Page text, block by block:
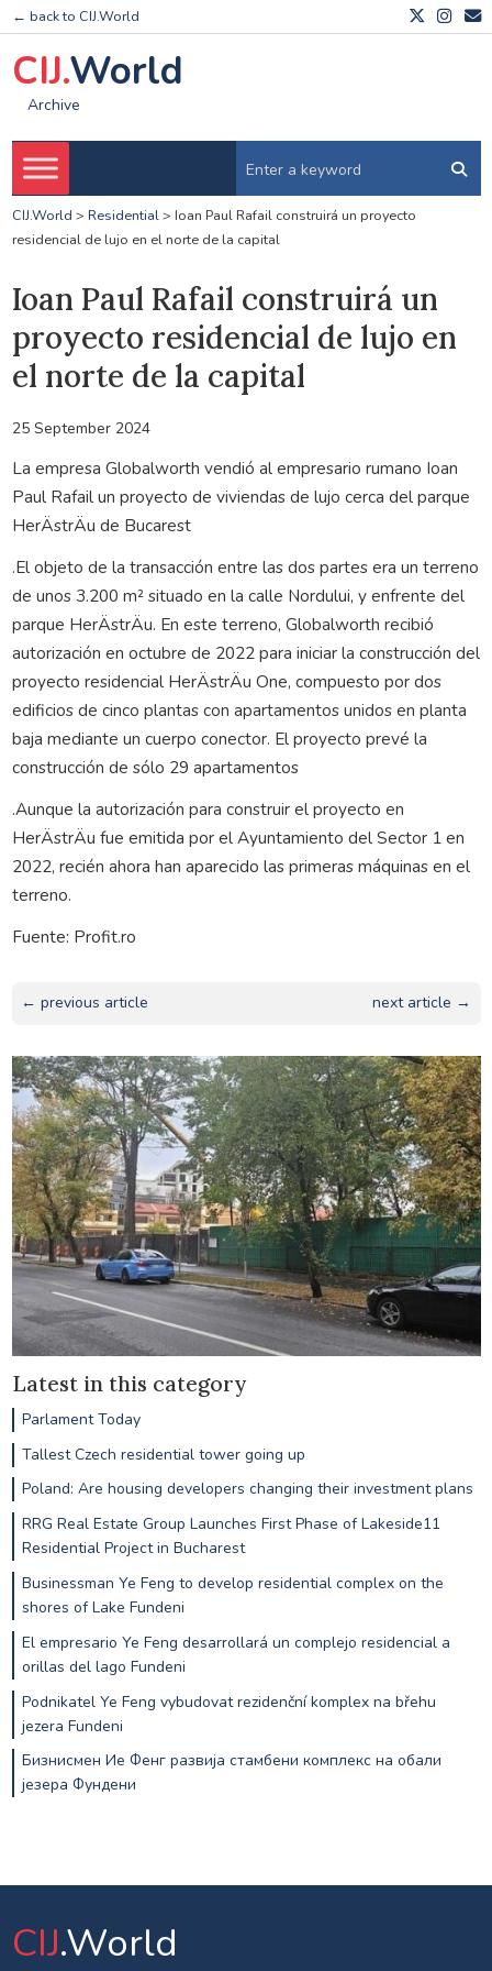
← back to CIJ.World
CIJ.World
Archive
CIJ.World > Residential> Ioan Paul Rafail construirá un proyecto
residencial de lujo en el norte de la capital
Ioan Paul Rafail construirá un
proyecto residencial de lujo en
el norte de la capital
25 September 2024
La empresa Globalworth vendió al empresario rumano Ioan
Paul Rafail un proyecto de viviendas de lujo cerca del parque
HerÄstrÄu de Bucarest
.El objeto de la transacción entre las dos partes era un terreno
de unos 3.200 m² situado en la calle Nordului, y enfrente del
parque HerÄstrÄu. En este terreno, Globalworth recibió
autorización en octubre de 2022 para iniciar la construcción del
proyecto residencial HerÄstrÄu One, compuesto por dos
edificios de cinco plantas con apartamentos unidos en planta
baja mediante un cuerpo conector. El proyecto prevé la
construcción de sólo 29 apartamentos
.Aunque la autorización para construir el proyecto en
HerÄstrÄu fue emitida por el Ayuntamiento del Sector 1 en
2022, recién ahora han aparecido las primeras máquinas en el
terreno.
Fuente: Profit.ro
← previous article next article →
Latest in this category
Parlament Today
Tallest Czech residential tower going up
Poland: Are housing developers changing their investment plans
RRG Real Estate Group Launches First Phase of Lakeside11
Residential Project in Bucharest
Businessman Ye Feng to develop residential complex on the
shores of Lake Fundeni
El empresario Ye Feng desarrollará un complejo residencial a
orillas del lago Fundeni
Podnikatel Ye Feng vybudovat rezidenční komplex na břehu
jezera Fundeni
Бизнисмен Ие Фенг развија стамбени комплекс на обали
језера Фундени
CIJ.World